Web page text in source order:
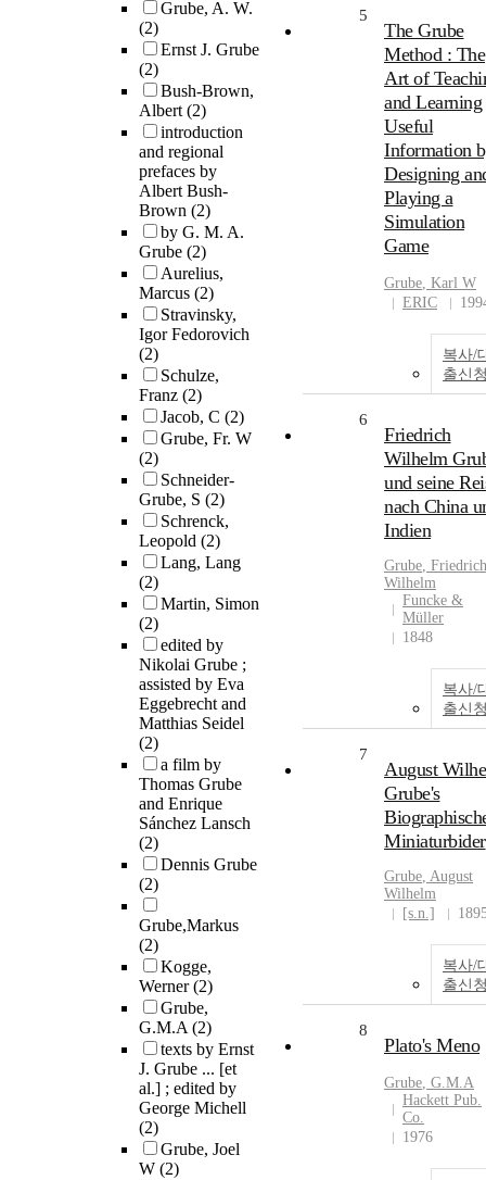
Grube, A. W.
(2)
Ernst J. Grube
(2)
Bush-Brown,
Albert(2)
introduction
and regional
prefaces by
Albert Bush-
Brown (2)
by G. M. A.
Grube (2)
Aurelius,
Marcus (2)
Stravinsky,
Igor Fedorovich
(2)
Schulze,
Franz (2)
Jacob, C (2)
Grube, Fr. W
(2)
Schneider-
Grube, S (2)
Schrenck,
Leopold (2)
Lang, Lang
(2)
Martin, Simon
(2)
edited by
Nikolai Grube ;
assisted by Eva
Eggebrecht and
Matthias Seidel
(2)
a film by
Thomas Grube
and Enrique
Sánchez Lansch
(2)
Dennis Grube
(2)
Grube,Markus
(2)
Kogge,
Werner(2)
Grube,
G.M.A(2)
texts by Ernst
J. Grube ... [et
al.] ; edited by
George Michell
(2)
Grube, Joel
W (2)
5
The Grube
Method : The
Art of
and Learning
Useful
Information
Designing
Playing a
Simulation
Game
Grube, Karl W
ERIC
복사/
출신
6
Friedrich
Wilhelm
und seine
nach China
Indien
Grube, Friedrich
Wilhelm
Funcke &
Müller
1848
복사/
출신
7
August
Grube's
Miniaturbider
Grube, August
Wilhelm
[s.n.]
복사/
출신
8
Plato's Meno
Grube, G.M.A
Hackett Pub.
Co.
1976